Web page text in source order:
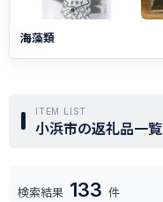
海藻類
ITEM LIST
小浜市の返礼品一覧
検索結果 133 件